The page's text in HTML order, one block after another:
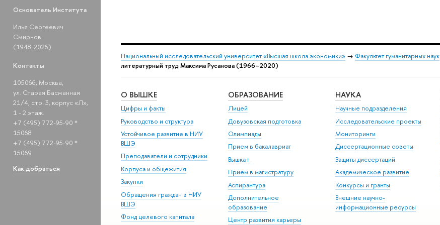
Основатель Института
Илья Сергеевич
Смирнов
(1948-2026)
Контакты
105066, Москва,
ул. Старая Басманная
21/4, стр. 3, корпус «Л»,
1 - 2 этаж.
+7 (495) 772-95-90 *
15068
+7 (495) 772-95-90 *
15069
Как добраться
Национальный исследовательский университет «Высшая школа экономики» → Факультет гуманитарных наук
литературный труд Максима Русанова (1966–2020)
О ВЫШКЕ
Цифры и факты
Руководство и структура
Устойчивое развитие в НИУ
ВШЭ
Преподаватели и сотрудники
Корпуса и общежития
Закупки
Обращения граждан в НИУ
ВШЭ
Фонд целевого капитала
ОБРАЗОВАНИЕ
Лицей
Довузовская подготовка
Олимпиады
Прием в бакалавриат
Вышка+
Прием в магистратуру
Аспирантура
Дополнительное
образование
Центр развития карьеры
НАУКА
Научные подразделения
Исследовательские проекты
Мониторинги
Диссертационные советы
Защиты диссертаций
Академическое развитие
Конкурсы и гранты
Внешние научно-
информационные ресурсы